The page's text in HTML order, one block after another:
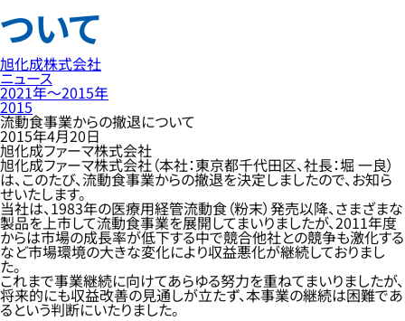
ついて
旭化成株式会社
ニュース
2021年〜2015年
2015
流動食事業からの撤退について
2015年4月20日
旭化成ファーマ株式会社
旭化成ファーマ株式会社（本社：東京都千代田区、社長：堀 一良）
は、このたび、流動食事業からの撤退を決定しましたので、お知ら
せいたします。
当社は、1983年の医療用経管流動食（粉末）発売以降、さまざまな
製品を上市して流動食事業を展開してまいりましたが、2011年度
からは市場の成長率が低下する中で競合他社との競争も激化する
など市場環境の大きな変化により収益悪化が継続しておりまし
た。
これまで事業継続に向けてあらゆる努力を重ねてまいりましたが、
将来的にも収益改善の見通しが立たず、本事業の継続は困難であ
るという判断にいたりました。